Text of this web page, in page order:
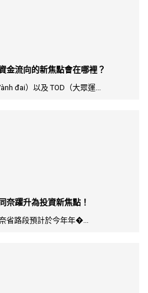
金流向的新焦點會在哪裡？
đai）以及 TOD（大眾運...
奈躍升為投資新焦點！
省路段預計於今年年�...